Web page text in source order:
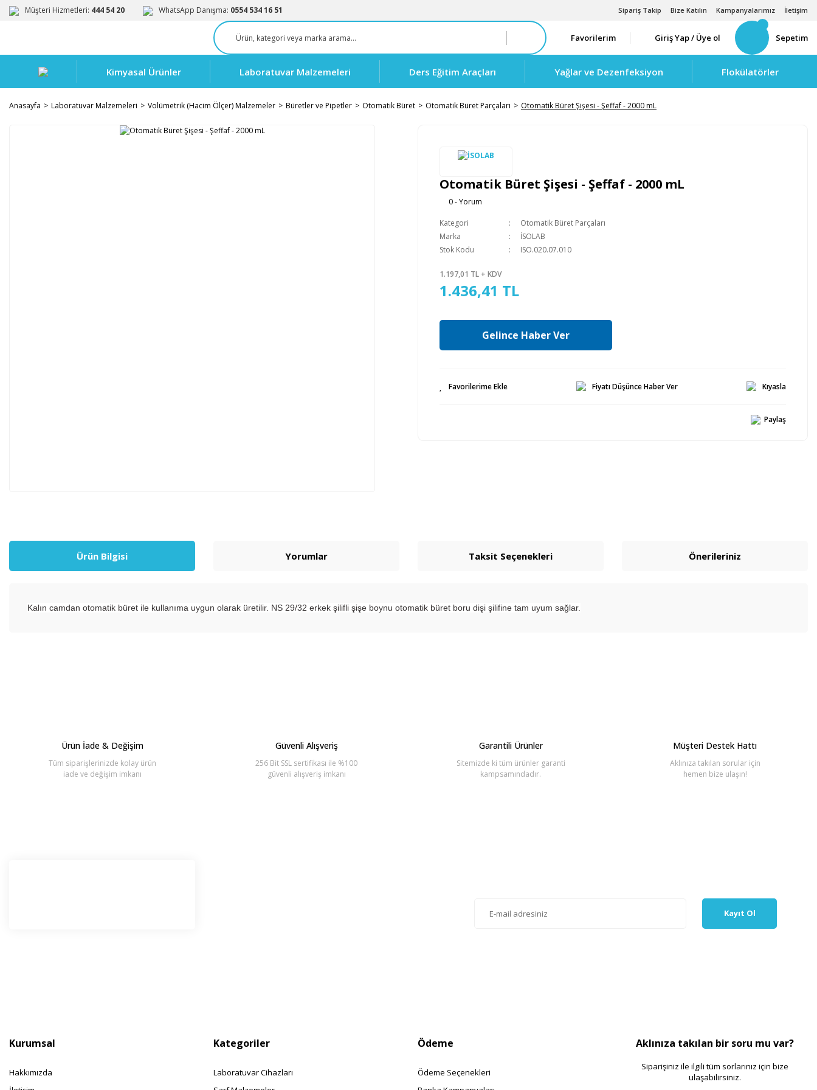
Müşteri Hizmetleri: 444 54 20 WhatsApp Danışma: 0554 534 16 51 Sipariş Takip Bize Katılın Kampanyalarımız İletişim
Favorilerim Giriş Yap / Üye ol Sepetim
Kimyasal Ürünler Laboratuvar Malzemeleri Ders Eğitim Araçları Yağlar ve Dezenfeksiyon Flokülatörler
Anasayfa Laboratuvar Malzemeleri Volümetrik (Hacim Ölçer) Malzemeler Büretler ve Pipetler Otomatik Büret Otomatik Büret Parçaları Otomatik Büret Şişesi - Şeffaf - 2000 mL
Otomatik Büret Şişesi - Şeffaf - 2000 mL
0 - Yorum
Kategori
Otomatik Büret Parçaları
Marka
İSOLAB
Stok Kodu
ISO.020.07.010
1.197,01 TL + KDV
1.436,41 TL
Gelince Haber Ver
Fiyatı Düşünce Haber Ver Kıyasla
Paylaş
Ürün Bilgisi Yorumlar Taksit Seçenekleri Önerileriniz
Kalın camdan otomatik büret ile kullanıma uygun olarak üretilir. NS 29/32 erkek şilifli şişe boynu otomatik büret boru dişi şilifine tam uyum sağlar.
Ürün fiyatı diğer sitelerden daha pahalı.
Bu ürüne benzer farklı alternatifler olmalı.
Ürün İade & Değişim
Tüm siparişlerinizde kolay ürün
iade ve değişim imkanı
Güvenli Alışveriş
256 Bit SSL sertifikası ile %100
güvenli alışveriş imkanı
Garantili Ürünler
Sitemizde ki tüm ürünler garanti
kampsamındadır.
Müşteri Destek Hattı
Aklınıza takılan sorular için
hemen bize ulaşın!
Kayıt Ol
Kurumsal
Hakkımızda
Kategoriler
Laboratuvar Cihazları
Ödeme
Ödeme Seçenekleri
Aklınıza takılan bir soru mu var?
Siparişiniz ile ilgili tüm sorlarınız için bize
ulaşabilirsiniz.